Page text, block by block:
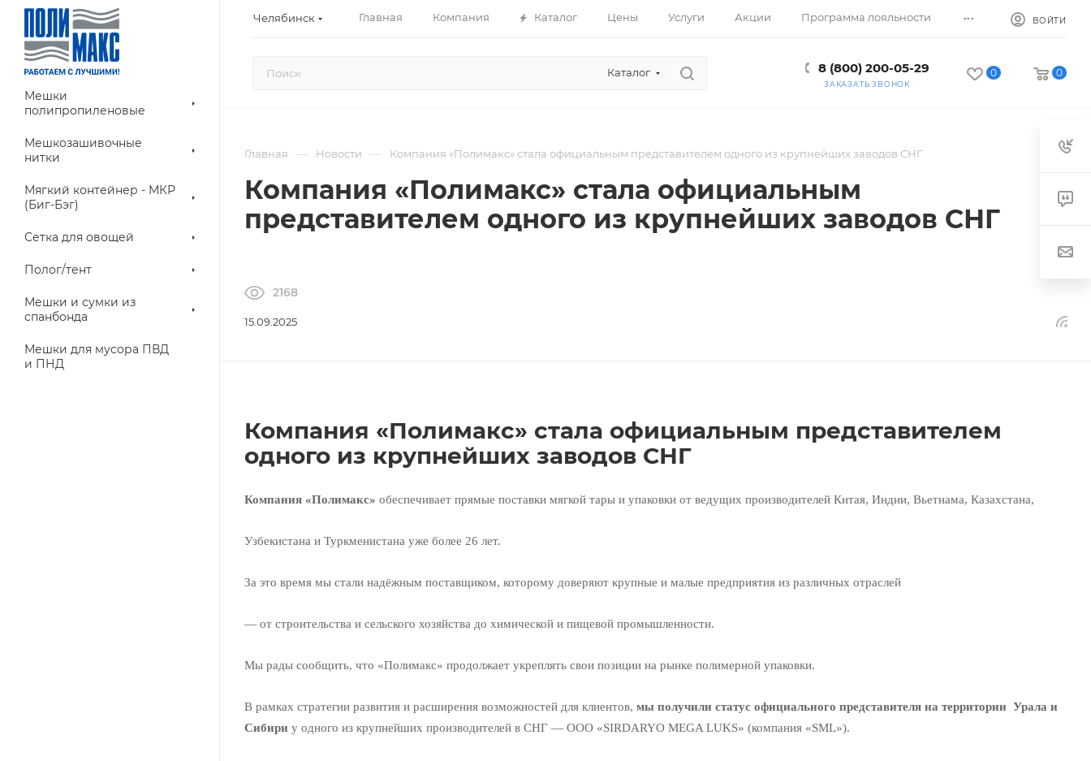
Челябинск Главная Компания Каталог Цены Услуги Акции Программа лояльности ... ВОЙТИ
Каталог 8 (800) 200-05-29
ЗАКАЗАТЬ ЗВОНОК
0 0
Мешки
полипропиленовые
Мешкозашивочные
нитки
Мягкий контейнер - МКР
(Биг-Бэг)
Сетка для овощей
Полог/тент
Мешки и сумки из
спанбонда
Мешки для мусора ПВД
и ПНД
Главная — Новости — Компания «Полимакс» стала официальным представителем одного из крупнейших заводов СНГ
Компания «Полимакс» стала официальным
представителем одного из крупнейших заводов СНГ
2168
15.09.2025
Компания «Полимакс» стала официальным представителем
одного из крупнейших заводов СНГ
Компания «Полимакс» обеспечивает прямые поставки мягкой тары и упаковки от ведущих производителей Китая, Индии, Вьетнама, Казахстана,
Узбекистана и Туркменистана уже более 26 лет.
За это время мы стали надёжным поставщиком, которому доверяют крупные и малые предприятия из различных отраслей
— от строительства и сельского хозяйства до химической и пищевой промышленности.
Мы рады сообщить, что «Полимакс» продолжает укреплять свои позиции на рынке полимерной упаковки.
В рамках стратегии развития и расширения возможностей для клиентов, мы получили статус официального представителя на территории Урала и
Сибири у одного из крупнейших производителей в СНГ — ООО «SIRDARYO MEGA LUKS» (компания «SML»).